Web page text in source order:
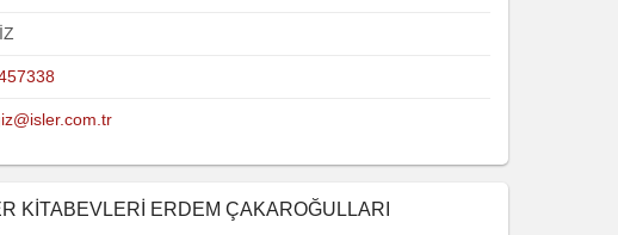
KİTABEVLERİ ERDEM ÇAKAROĞULLARI